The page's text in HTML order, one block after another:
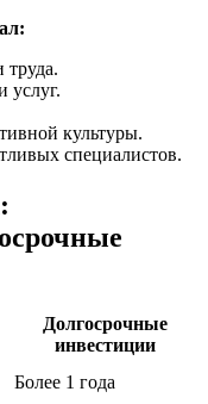
услуг.
культуры.
специалистов.
Долгосрочные
инвестиции
Более 1 года